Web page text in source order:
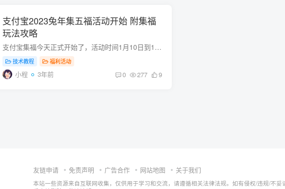
支付宝2023兔年集五福活动开始 附集福
玩法攻略
支付宝集福今天正式开始了，活动时间1月10日到1月21日，瓜分红包时间1月21日晚上22:18 支付宝搜索“五福”进入，以下是最直观的方法，每天都可以多次参加重复扫！ 每张福卡还可以抽奖，进入支付...
技术教程 福利活动
小程 3年前 0 277 9
友链申请 免责声明 广告合作 网站地图 关于我们
本站一些资源来自互联网收集，仅供用于学习和交流，请遵循相关法律法规。如有侵权/违规/不妥